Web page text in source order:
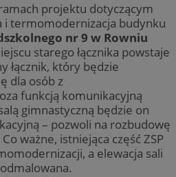
projektu dotyczącym
i termomodernizacja budynku
nr 9 w Rowniu
starego łącznika powstaje
łącznik, który będzie
dla osób z
funkcją komunikacyjną
gimnastyczną będzie on
– pozwoli na rozbudowę
ważne, istniejąca część ZSP
a elewacja sali